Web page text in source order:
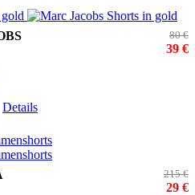
80 €
39 €
Details
215 €
29 €